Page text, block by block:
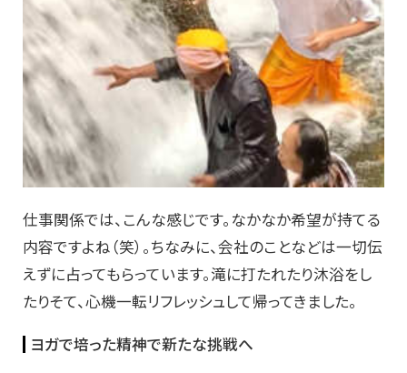
仕事関係では、こんな感じです。なかなか希望が持てる
内容ですよね（笑）。ちなみに、会社のことなどは一切伝
えずに占ってもらっています。滝に打たれたり沐浴をし
たりそて、心機一転リフレッシュして帰ってきました。
ヨガで培った精神で新たな挑戦へ